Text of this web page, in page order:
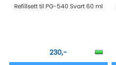
Refillsett til PG-540 Svart 60 ml
230,-